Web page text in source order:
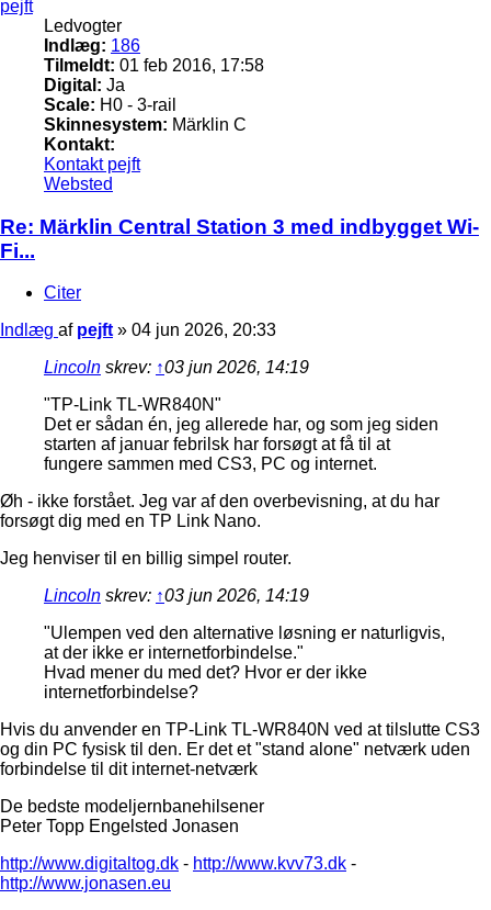
pejft
Ledvogter
Indlæg: 186
Tilmeldt: 01 feb 2016, 17:58
Digital: Ja
Scale: H0 - 3-rail
Skinnesystem: Märklin C
Kontakt:
Kontakt pejft
Websted
Re: Märklin Central Station 3 med indbygget Wi-
Fi...
Citer
Indlæg af pejft » 04 jun 2026, 20:33
Lincoln skrev: ↑03 jun 2026, 14:19
"TP-Link TL-WR840N"
Det er sådan én, jeg allerede har, og som jeg siden
starten af januar febrilsk har forsøgt at få til at
fungere sammen med CS3, PC og internet.
Øh - ikke forstået. Jeg var af den overbevisning, at du har
forsøgt dig med en TP Link Nano.
Jeg henviser til en billig simpel router.
Lincoln skrev: ↑03 jun 2026, 14:19
"Ulempen ved den alternative løsning er naturligvis,
at der ikke er internetforbindelse."
Hvad mener du med det? Hvor er der ikke
internetforbindelse?
Hvis du anvender en TP-Link TL-WR840N ved at tilslutte CS3
og din PC fysisk til den. Er det et "stand alone" netværk uden
forbindelse til dit internet-netværk
De bedste modeljernbanehilsener
Peter Topp Engelsted Jonasen
http://www.digitaltog.dk - http://www.kvv73.dk -
http://www.jonasen.eu